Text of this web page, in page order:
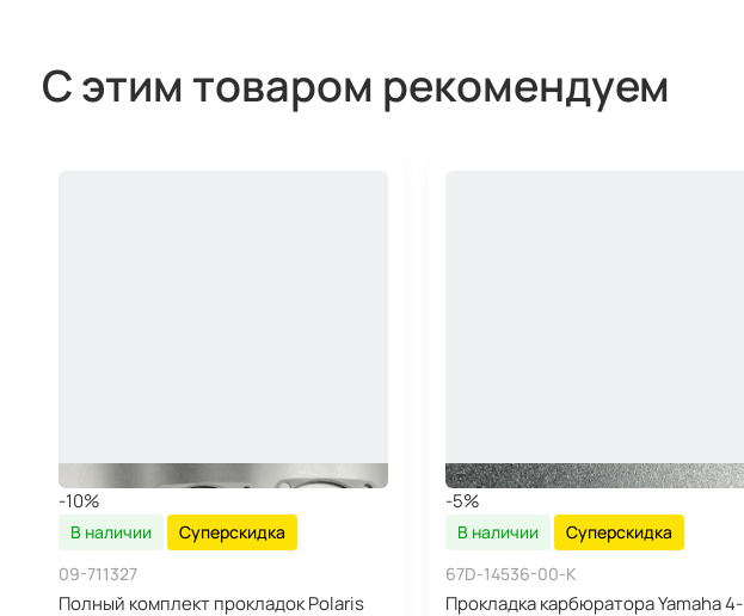
С этим товаром рекомендуем
-10%
В наличии
Суперскидка
09-711327
Полный комплект прокладок Polaris
-5%
В наличии
Суперскидка
67D-14536-00-K
Прокладка карбюратора Yamaha 4-